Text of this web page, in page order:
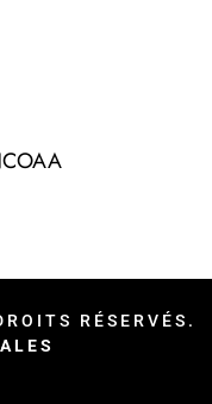
RÉSERVÉS.